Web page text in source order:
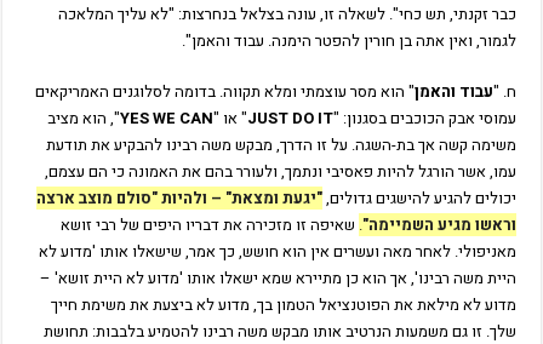
כבר זקנתי, תש כחי". לשאלה זו, עונה בצלאל בנחרצות: "לא עליך המלאכה
לגמור, ואין אתה בן חורין להפטר הימנה. עבוד והאמן".
ח. "עבוד והאמן" הוא מסר עוצמתי ומלא תקווה. בדומה לסלוגנים האמריקאים
עמוסי אבק הכוכבים בסגנון: "JUST DO IT" או "YES WE CAN", הוא מציב
משימה קשה אך בת-השגה. על זו הדרך, מבקש משה רבינו להבקיע את תודעת
עמו, אשר הורגל להיות פאסיבי ונתמך, ולעורר בהם את האמונה כי הם עצמם,
יכולים להגיע להישגים גדולים,"יגעת ומצאת" – ולהיות "סולם מוצב ארצה
וראשו מגיע השמיימה". שאיפה זו מזכירה את דבריו היפים של רבי זושא
מאניפולי. לאחר מאה ועשרים אין הוא חושש, כך אמר, שישאלו אותו 'מדוע לא
היית משה רבינו', אך הוא כן מתיירא שמא ישאלו אותו 'מדוע לא היית זושא' –
מדוע לא מילאת את הפוטנציאל הטמון בך, מדוע לא ביצעת את משימת חייך
שלך. זו גם משמעות הנרטיב אותו מבקש משה רבינו להטמיע בלבבות: תחושת